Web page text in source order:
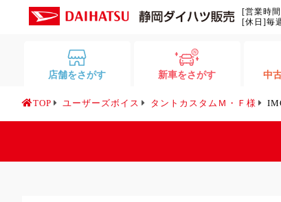
[営業時
[休日]毎
店舗をさがす 新車をさがす 中
TOP ユーザーズボイス タントカスタムＭ・Ｆ様